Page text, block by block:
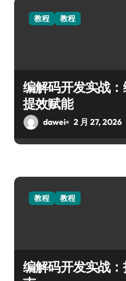
教程 教程
编解码开发实战
提效赋能
dawei 2 月 27, 2026
教程 教程
编解码开发实战